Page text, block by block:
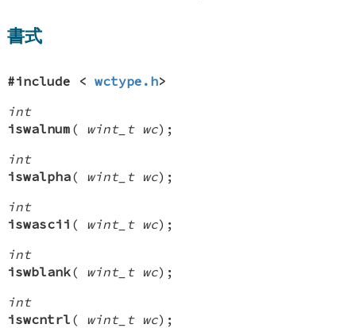
書式
#include <wctype.h>
int
iswalnum ( wint_t wc);
int
iswalpha( wint_t wc);
int
iswascii ( wint_t wc);
int
iswblank( wint_t wc);
int
iswcntrl ( wint_t wc);